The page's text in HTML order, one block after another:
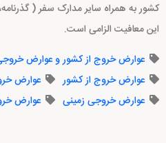
کشور به همراه سایر مدارک سفر (
این معافیت الزامی است.
عوارض خروج از کشور و عوارض
عوارض خروج از کشور
عوارض
عوارض خروجی زمینی
عوارض